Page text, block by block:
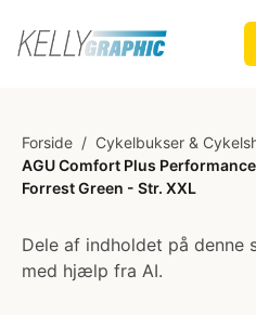
Forside / Cykelbukser &
AGU Comfort Plus
Forrest Green - Str. XXL
Dele af indholdet på denne
med hjælp fra AI.